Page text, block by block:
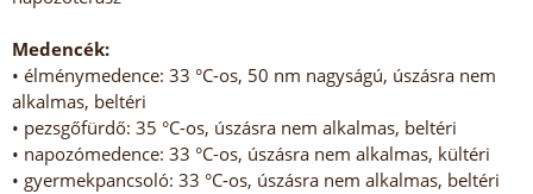
Medencék:
• élménymedence: 33 °C-os, 50 nm nagyságú, úszásra nem
alkalmas, beltéri
• pezsgőfürdő: 35 °C-os, úszásra nem alkalmas, beltéri
• napozómedence: 33 °C-os, úszásra nem alkalmas, kültéri
• gyermekpancsoló: 33 °C-os, úszásra nem alkalmas, beltéri